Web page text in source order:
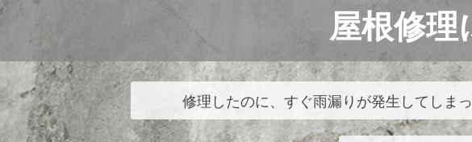
屋根修
修理したのに、すぐ雨漏りが発生してしま